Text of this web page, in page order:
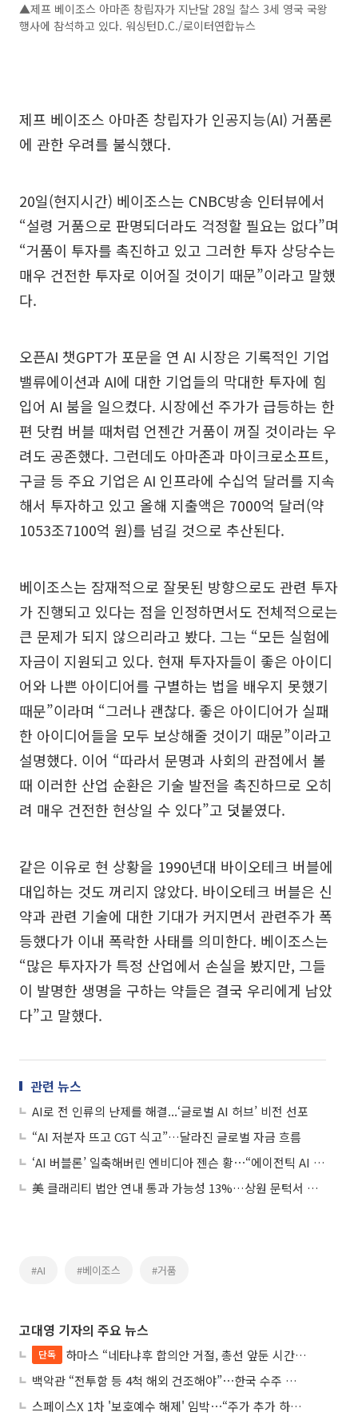
▲제프 베이조스 아마존 창립자가 지난달 28일 찰스 3세 영국 국왕
행사에 참석하고 있다. 워싱턴D.C./로이터연합뉴스
제프 베이조스 아마존 창립자가 인공지능(AI) 거품론
에 관한 우려를 불식했다.
20일(현지시간) 베이조스는 CNBC방송 인터뷰에서
“설령 거품으로 판명되더라도 걱정할 필요는 없다”며
“거품이 투자를 촉진하고 있고 그러한 투자 상당수는
매우 건전한 투자로 이어질 것이기 때문”이라고 말했
다.
오픈AI 챗GPT가 포문을 연 AI 시장은 기록적인 기업
밸류에이션과 AI에 대한 기업들의 막대한 투자에 힘
입어 AI 붐을 일으켰다. 시장에선 주가가 급등하는 한
편 닷컴 버블 때처럼 언젠간 거품이 꺼질 것이라는 우
려도 공존했다. 그런데도 아마존과 마이크로소프트,
구글 등 주요 기업은 AI 인프라에 수십억 달러를 지속
해서 투자하고 있고 올해 지출액은 7000억 달러(약
1053조7100억 원)를 넘길 것으로 추산된다.
베이조스는 잠재적으로 잘못된 방향으로도 관련 투자
가 진행되고 있다는 점을 인정하면서도 전체적으로는
큰 문제가 되지 않으리라고 봤다. 그는 “모든 실험에
자금이 지원되고 있다. 현재 투자자들이 좋은 아이디
어와 나쁜 아이디어를 구별하는 법을 배우지 못했기
때문”이라며 “그러나 괜찮다. 좋은 아이디어가 실패
한 아이디어들을 모두 보상해줄 것이기 때문”이라고
설명했다. 이어 “따라서 문명과 사회의 관점에서 볼
때 이러한 산업 순환은 기술 발전을 촉진하므로 오히
려 매우 건전한 현상일 수 있다”고 덧붙였다.
같은 이유로 현 상황을 1990년대 바이오테크 버블에
대입하는 것도 꺼리지 않았다. 바이오테크 버블은 신
약과 관련 기술에 대한 기대가 커지면서 관련주가 폭
등했다가 이내 폭락한 사태를 의미한다. 베이조스는
“많은 투자자가 특정 산업에서 손실을 봤지만, 그들
이 발명한 생명을 구하는 약들은 결국 우리에게 남았
다”고 말했다.
관련 뉴스
AI로 전 인류의 난제를 해결...‘글로벌 AI 허브’ 비전 선포
“AI 저분자 뜨고 CGT 식고”…달라진 글로벌 자금 흐름
‘AI 버블론’ 일축해버린 엔비디아 젠슨 황⋯“에이전틱 AI 시대 왔다”
美 클래리티 법안 연내 통과 가능성 13%…상원 문턱서 제동
#AI #베이조스 #거품
고대영 기자의 주요 뉴스
단독
하마스 “네타냐후 합의안 거절, 총선 앞둔 시간 끌기”
백악관 “전투함 등 4척 해외 건조해야”⋯한국 수주 기대
스페이스X 1차 '보호예수 해제' 임박⋯“주가 추가 하락 가능성”